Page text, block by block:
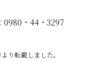
・44・3297
り転載しました。